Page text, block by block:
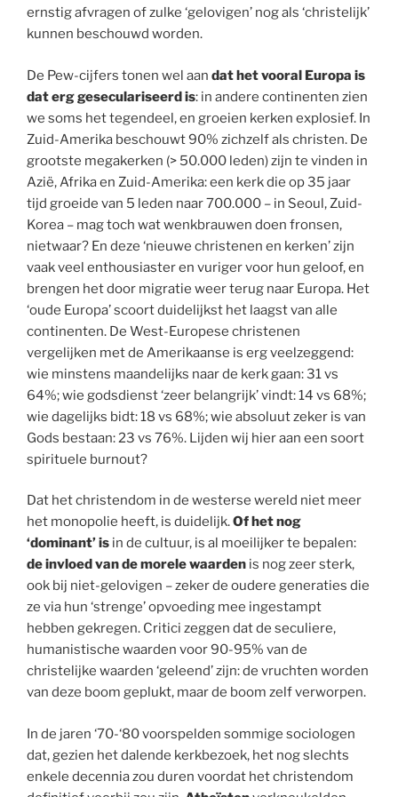
ernstig afvragen of zulke ‘gelovigen’ nog als ‘christelijk’
kunnen beschouwd worden.
De Pew-cijfers tonen wel aan dat het vooral Europa is
dat erg geseculariseerd is: in andere continenten zien
we soms het tegendeel, en groeien kerken explosief. In
Zuid-Amerika beschouwt 90% zichzelf als christen. De
grootste megakerken (> 50.000 leden) zijn te vinden in
Azië, Afrika en Zuid-Amerika: een kerk die op 35 jaar
tijd groeide van 5 leden naar 700.000 – in Seoul, Zuid-
Korea – mag toch wat wenkbrauwen doen fronsen,
nietwaar? En deze ‘nieuwe christenen en kerken’ zijn
vaak veel enthousiaster en vuriger voor hun geloof, en
brengen het door migratie weer terug naar Europa. Het
‘oude Europa’ scoort duidelijkst het laagst van alle
continenten. De West-Europese christenen
vergelijken met de Amerikaanse is erg veelzeggend:
wie minstens maandelijks naar de kerk gaan: 31 vs
64%; wie godsdienst ‘zeer belangrijk’ vindt: 14 vs 68%;
wie dagelijks bidt: 18 vs 68%; wie absoluut zeker is van
Gods bestaan: 23 vs 76%. Lijden wij hier aan een soort
spirituele burnout?
Dat het christendom in de westerse wereld niet meer
het monopolie heeft, is duidelijk.Of het nog
‘dominant’ is in de cultuur, is al moeilijker te bepalen:
de invloed van de morele waarden is nog zeer sterk,
ook bij niet-gelovigen – zeker de oudere generaties die
ze via hun ‘strenge’ opvoeding mee ingestampt
hebben gekregen. Critici zeggen dat de seculiere,
humanistische waarden voor 90-95% van de
christelijke waarden ‘geleend’ zijn: de vruchten worden
van deze boom geplukt, maar de boom zelf verworpen.
In de jaren ‘70-‘80 voorspelden sommige sociologen
dat, gezien het dalende kerkbezoek, het nog slechts
enkele decennia zou duren voordat het christendom